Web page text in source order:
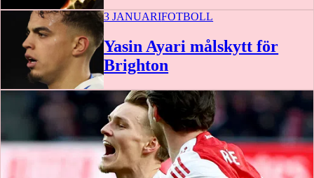
3 JANUARIFOTBOLL
Yasin Ayari målskytt för
Brighton